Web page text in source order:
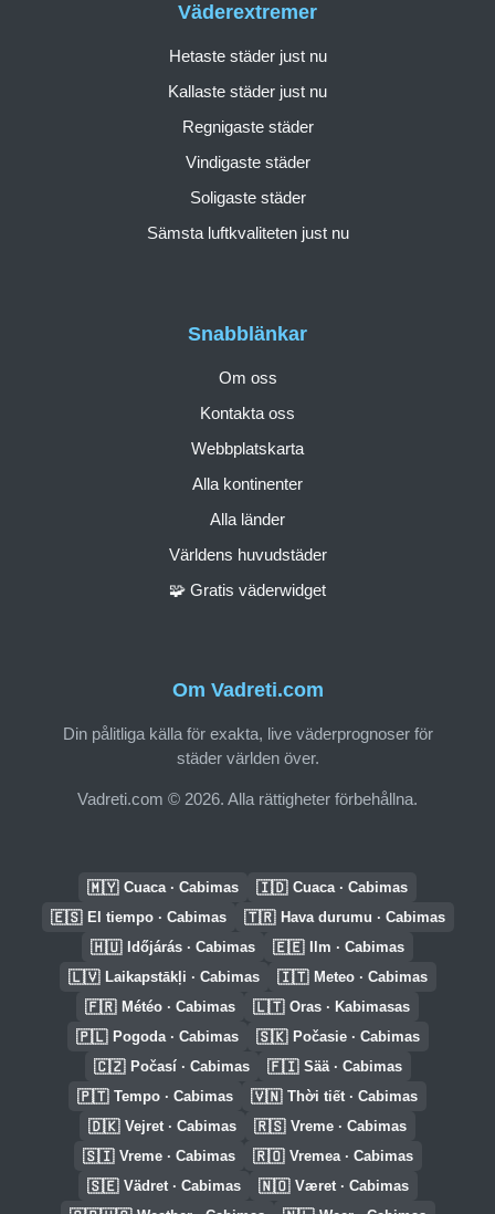
Om Vadreti.com
Din pålitliga källa för exakta, live väderprognoser för
städer världen över.
Vadreti.com © 2026. Alla rättigheter förbehållna.
Snabblänkar
Om oss
Kontakta oss
Webbplatskarta
Alla kontinenter
Alla länder
Världens huvudstäder
🧩 Gratis väderwidget
Väderextremer
Hetaste städer just nu
Kallaste städer just nu
Regnigaste städer
Vindigaste städer
Soligaste städer
Sämsta luftkvaliteten just nu
🇲🇾 Cuaca · Cabimas 🇮🇩 Cuaca · Cabimas
🇪🇸 El tiempo · Cabimas 🇹🇷 Hava durumu · Cabimas
🇭🇺 Időjárás · Cabimas 🇪🇪 Ilm · Cabimas
🇱🇻 Laikapstākļi · Cabimas 🇮🇹 Meteo · Cabimas
🇫🇷 Météo · Cabimas 🇱🇹 Oras · Kabimasas
🇵🇱 Pogoda · Cabimas 🇸🇰 Počasie · Cabimas
🇨🇿 Počasí · Cabimas 🇫🇮 Sää · Cabimas
🇵🇹 Tempo · Cabimas 🇻🇳 Thời tiết · Cabimas
🇩🇰 Vejret · Cabimas 🇷🇸 Vreme · Cabimas
🇸🇮 Vreme · Cabimas 🇷🇴 Vremea · Cabimas
🇸🇪 Vädret · Cabimas 🇳🇴 Været · Cabimas